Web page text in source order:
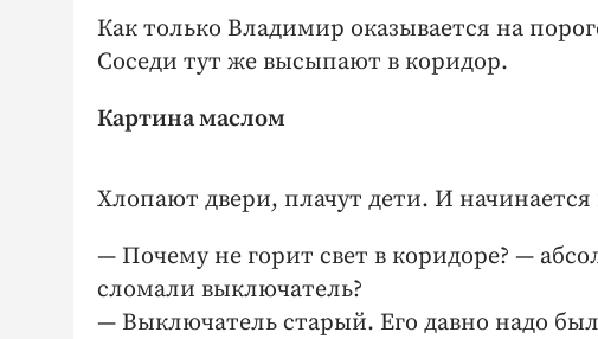
Как только Владимир оказывается на
Соседи тут же высыпают в коридор.
Картина маслом
Хлопают двери, плачут дети. И
— Почему не горит свет в коридоре? —
сломали выключатель?
— Выключатель старый. Его давно надо